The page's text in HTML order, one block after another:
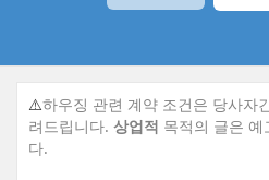
⚠️하우징 관련 계약 조건은 당사자
려드립니다. 상업적 목적의 글은 예
다.